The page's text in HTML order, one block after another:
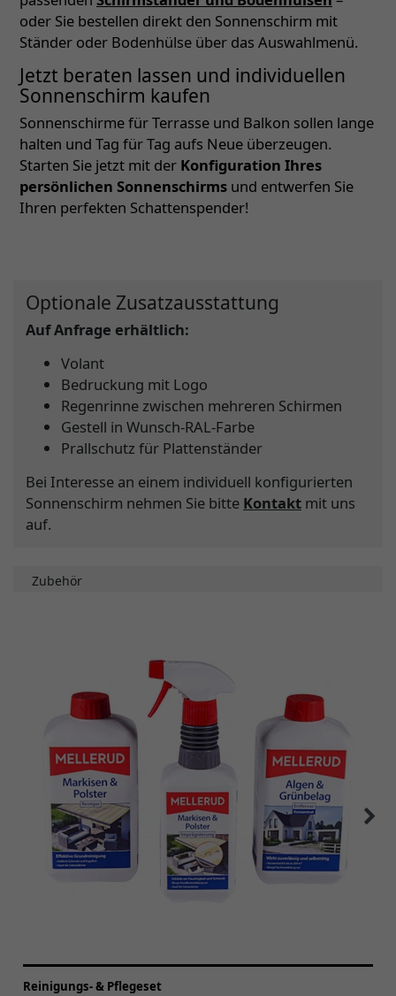
oder Sie bestellen direkt den Sonnenschirm mit
Ständer oder Bodenhülse über das Auswahlmenü.
Jetzt beraten lassen und individuellen
Sonnenschirm kaufen
Sonnenschirme für Terrasse und Balkon sollen lange
halten und Tag für Tag aufs Neue überzeugen.
Starten Sie jetzt mit der Konfiguration Ihres
persönlichen Sonnenschirms und entwerfen Sie
Ihren perfekten Schattenspender!
Optionale Zusatzausstattung
Auf Anfrage erhältlich:
Volant
Bedruckung mit Logo
Regenrinne zwischen mehreren Schirmen
Gestell in Wunsch-RAL-Farbe
Prallschutz für Plattenständer
Bei Interesse an einem individuell konfigurierten
Sonnenschirm nehmen Sie bitte Kontakt mit uns
auf.
Zubehör
Reinigungs- & Pflegeset